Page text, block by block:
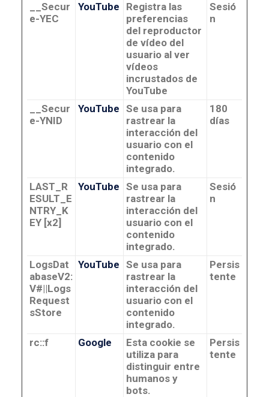
__Secur
e-YEC
YouTube
Registra las
preferencias
del reproductor
de vídeo del
usuario al ver
vídeos
incrustados de
YouTube
Sesió
n
__Secur
e-YNID
YouTube Se usa para
rastrear la
interacción del
usuario con el
contenido
integrado.
180
días
LAST_R
ESULT_E
NTRY_K
EY [x2]
YouTube Se usa para
rastrear la
interacción del
usuario con el
contenido
integrado.
Sesió
n
LogsDat
abaseV2:
V#||Logs
Request
sStore
YouTube Se usa para
rastrear la
interacción del
usuario con el
contenido
integrado.
Persis
tente
rc::f Google
Esta cookie se
utiliza para
distinguir entre
humanos y
bots.
Persis
tente